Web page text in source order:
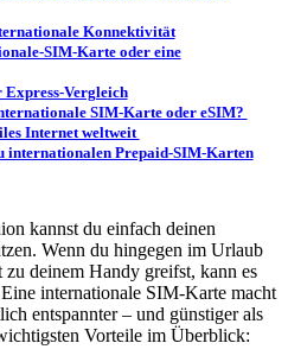
Konnektivität
SIM-Karte oder eine
Vergleich
SIM-Karte oder eSIM?
Internet weltweit
internationalen Prepaid-SIM-Karten
kannst du einfach deinen
Wenn du hingegen im Urlaub
deinem Handy greifst, kann es
internationale SIM-Karte macht
entspannter – und günstiger als
Vorteile im Überblick: